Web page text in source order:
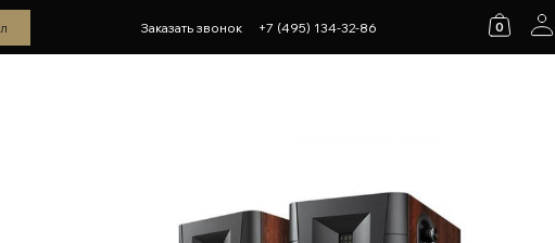
Заказать звонок +7 (495) 134-32-86 0